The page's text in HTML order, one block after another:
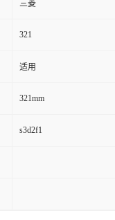
三菱
321
适用
321mm
s3d2f1